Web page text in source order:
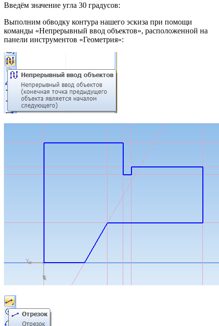
Введём значение угла 30 градусов:
Выполним обводку контура нашего эскиза при помощи
команды «Непрерывный ввод объектов», расположенной на
панели инструментов «Геометрия»: